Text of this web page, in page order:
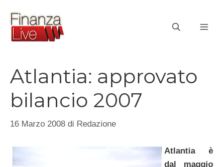
contenuto
Atlantia: approvato
bilancio 2007
16 Marzo 2008 di Redazione
Atlantia è
dal maggio